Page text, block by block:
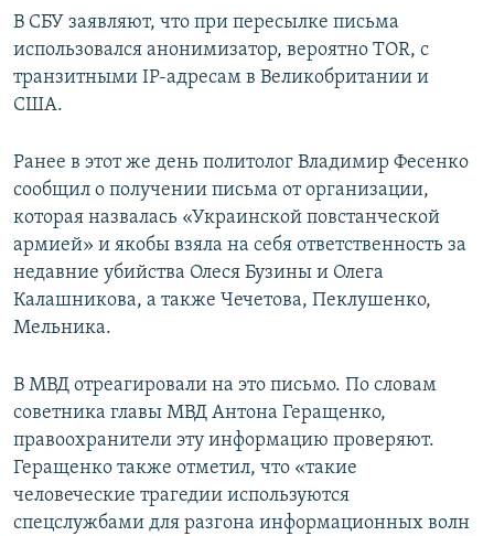
В СБУ заявляют, что при пересылке письма
использовался анонимизатор, вероятно TOR, с
транзитными IP-адресам в Великобритании и
США.
Ранее в этот же день политолог Владимир Фесенко
сообщил о получении письма от организации,
которая назвалась «Украинской повстанческой
армией» и якобы взяла на себя ответственность за
недавние убийства Олеся Бузины и Олега
Калашникова, а также Чечетова, Пеклушенко,
Мельника.
В МВД отреагировали на это письмо. По словам
советника главы МВД Антона Геращенко,
правоохранители эту информацию проверяют.
Геращенко также отметил, что «такие
человеческие трагедии используются
спецслужбами для разгона информационных волн